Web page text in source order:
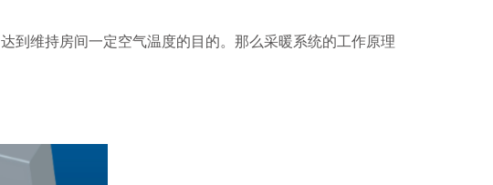
维持房间一定空气温度的目的。那么采暖系统的工作原理